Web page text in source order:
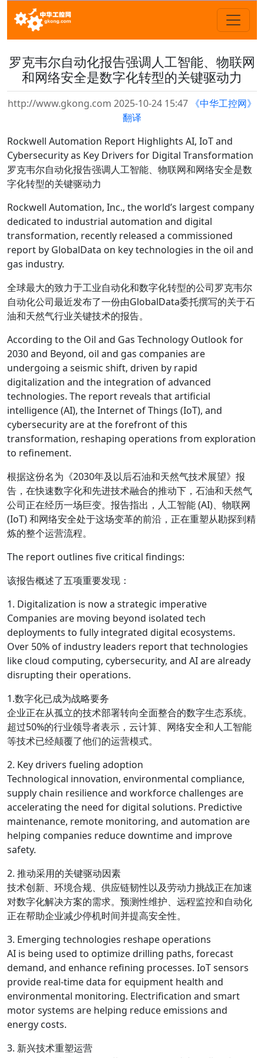
罗克韦尔自动化报告强调人工智能、物联网
和网络安全是数字化转型的关键驱动力
http://www.gkong.com 2025-10-24 15:47 《中华工控网》
翻译
Rockwell Automation Report Highlights AI, IoT and
Cybersecurity as Key Drivers for Digital Transformation
罗克韦尔自动化报告强调人工智能、物联网和网络安全是数
字化转型的关键驱动力
Rockwell Automation, Inc., the world’s largest company
dedicated to industrial automation and digital
transformation, recently released a commissioned
report by GlobalData on key technologies in the oil and
gas industry.
全球最大的致力于工业自动化和数字化转型的公司罗克韦尔
自动化公司最近发布了一份由GlobalData委托撰写的关于石
油和天然气行业关键技术的报告。
According to the Oil and Gas Technology Outlook for
2030 and Beyond, oil and gas companies are
undergoing a seismic shift, driven by rapid
digitalization and the integration of advanced
technologies. The report reveals that artificial
intelligence (AI), the Internet of Things (IoT), and
cybersecurity are at the forefront of this
transformation, reshaping operations from exploration
to refinement.
根据这份名为《2030年及以后石油和天然气技术展望》报
告，在快速数字化和先进技术融合的推动下，石油和天然气
公司正在经历一场巨变。报告指出，人工智能 (AI)、物联网
(IoT) 和网络安全处于这场变革的前沿，正在重塑从勘探到精
炼的整个运营流程。
The report outlines five critical findings:
该报告概述了五项重要发现：
1. Digitalization is now a strategic imperative
Companies are moving beyond isolated tech
deployments to fully integrated digital ecosystems.
Over 50% of industry leaders report that technologies
like cloud computing, cybersecurity, and AI are already
disrupting their operations.
1.数字化已成为战略要务
企业正在从孤立的技术部署转向全面整合的数字生态系统。
超过50%的行业领导者表示，云计算、网络安全和人工智能
等技术已经颠覆了他们的运营模式。
2. Key drivers fueling adoption
Technological innovation, environmental compliance,
supply chain resilience and workforce challenges are
accelerating the need for digital solutions. Predictive
maintenance, remote monitoring, and automation are
helping companies reduce downtime and improve
safety.
2. 推动采用的关键驱动因素
技术创新、环境合规、供应链韧性以及劳动力挑战正在加速
对数字化解决方案的需求。预测性维护、远程监控和自动化
正在帮助企业减少停机时间并提高安全性。
3. Emerging technologies reshape operations
AI is being used to optimize drilling paths, forecast
demand, and enhance refining processes. IoT sensors
provide real-time data for equipment health and
environmental monitoring. Electrification and smart
motor systems are helping reduce emissions and
energy costs.
3. 新兴技术重塑运营